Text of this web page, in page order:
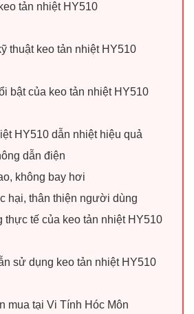
tản nhiệt HY510
thuật keo tản nhiệt HY510
bật của keo tản nhiệt HY510
HY510 dẫn nhiệt hiệu quả
dẫn điện
không bay hơi
hại, thân thiện người dùng
thực tế của keo tản nhiệt HY510
sử dụng keo tản nhiệt HY510
mua tại Vi Tính Hóc Môn